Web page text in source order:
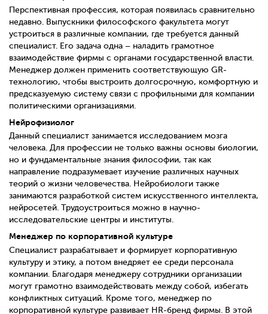
Перспективная профессия, которая появилась сравнительно
недавно. Выпускники философского факультета могут
устроиться в различные компании, где требуется данный
специалист. Его задача одна – наладить грамотное
взаимодействие фирмы с органами государственной власти.
Менеджер должен применить соответствующую GR-
технологию, чтобы выстроить долгосрочную, комфортную и
предсказуемую систему связи с профильными для компании
политическими организациями.
Нейрофизиолог
Данный специалист занимается исследованием мозга
человека. Для профессии не только важны основы биологии,
но и фундаментальные знания философии, так как
направление подразумевает изучение различных научных
теорий о жизни человечества. Нейробиологи также
занимаются разработкой систем искусственного интеллекта,
нейросетей. Трудоустроиться можно в научно-
исследовательские центры и институты.
Менеджер по корпоративной культуре
Специалист разрабатывает и формирует корпоративную
культуру и этику, а потом внедряет ее среди персонала
компании. Благодаря менеджеру сотрудники организации
могут грамотно взаимодействовать между собой, избегать
конфликтных ситуаций. Кроме того, менеджер по
корпоративной культуре развивает HR-бренд фирмы. В этой